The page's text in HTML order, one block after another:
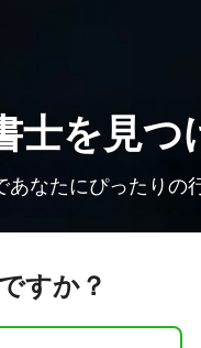
士を見つ
なたにぴったりの
すか？